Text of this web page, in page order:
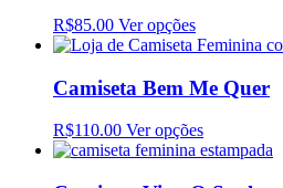
R$85.00 Ver opções
Camiseta Bem Me Quer
R$110.00 Ver opções